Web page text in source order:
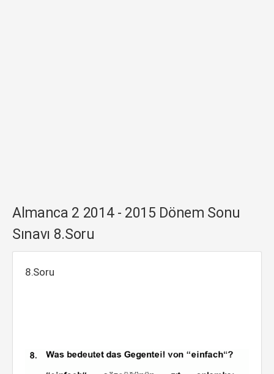
Almanca 2 2014 - 2015 Dönem Sonu
Sınavı 8.Soru
8.Soru